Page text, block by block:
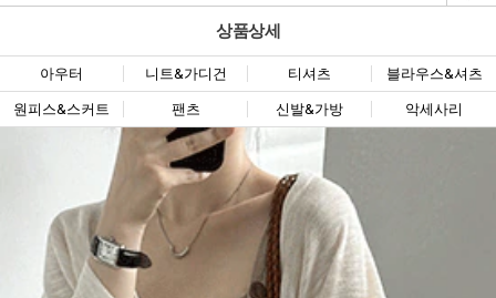
상품상세
아우터 니트&가디건 티셔츠 블라우스&셔츠
원피스&스커트 팬츠 신발&가방 악세사리